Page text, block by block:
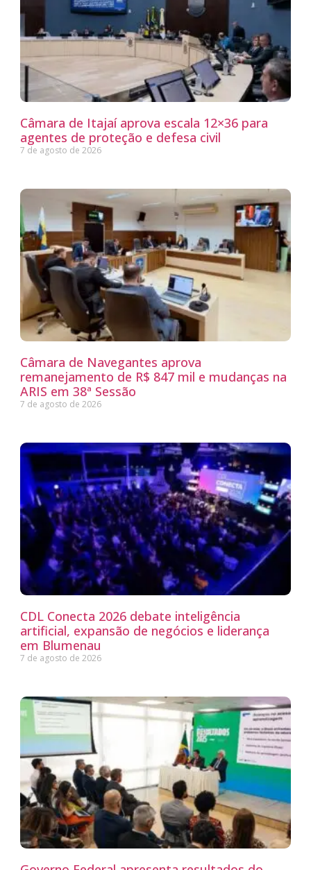
Câmara de Itajaí aprova escala 12×36 para
agentes de proteção e defesa civil
7 de agosto de 2026
Câmara de Navegantes aprova
remanejamento de R$ 847 mil e mudanças na
ARIS em 38ª Sessão
7 de agosto de 2026
CDL Conecta 2026 debate inteligência
artificial, expansão de negócios e liderança
em Blumenau
7 de agosto de 2026